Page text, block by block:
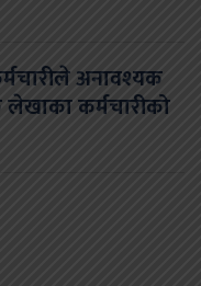
अनावश्यक
कर्मचारीको